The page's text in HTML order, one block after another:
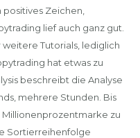
Zeichen,
lief auch ganz gut.
Tutorials, lediglich
hat etwas zu
beschreibt die Analyse
mehrere Stunden. Bis
zu
Sortierreihenfolge